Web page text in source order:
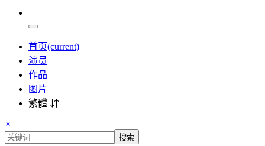
首页(current)
演员
作品
图片
繁體 ⇵
×
搜索